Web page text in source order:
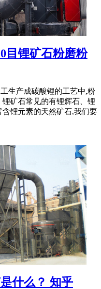
目锂矿石粉磨粉
生产成碳酸锂的工艺中,粉
矿石常见的有锂辉石、锂
锂元素的天然矿石,我们要
什么？ 知乎